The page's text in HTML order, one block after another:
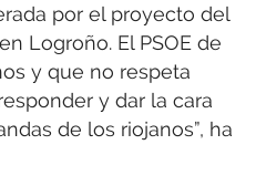
por el proyecto del
Logroño. El PSOE de
y que no respeta
y dar la cara
de los riojanos”, ha